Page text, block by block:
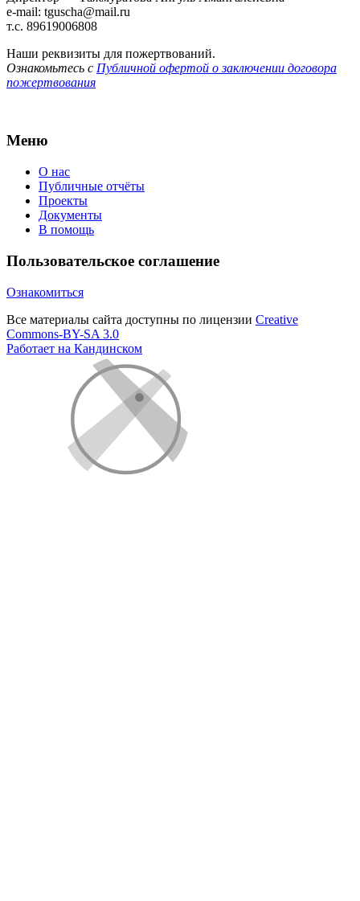
e-mail: tguscha@mail.ru
т.с. 89619006808
Наши реквизиты для пожертвований.
Ознакомьтесь с Публичной офертой о заключении договора
пожертвования
Меню
О нас
Публичные отчёты
Проекты
Документы
В помощь
Пользовательское соглашение
Ознакомиться
Все материалы сайта доступны по лицензии Creative
Commons-BY-SA 3.0
Работает на Кандинском